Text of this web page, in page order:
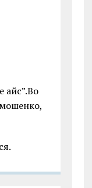
айс”.Во